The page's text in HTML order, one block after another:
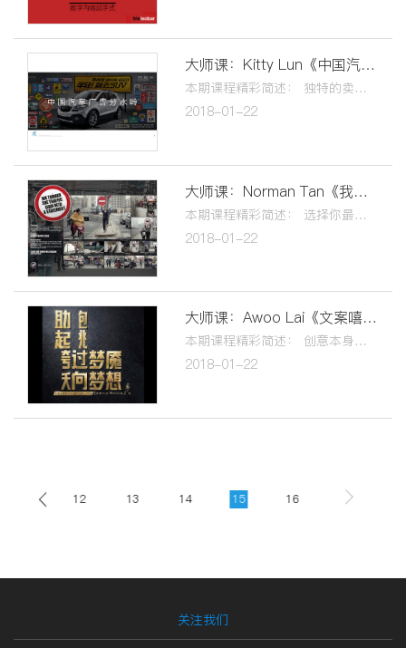
大师课：Kitty Lun《中国汽车广告分水岭》
本期课程精彩简述： 独特的卖点，独特的消费者承诺！ 不传统不迂腐的思维做汽车广告！ 汽车广告是可以不长一个样，但不是为了不一样而不一样! 有底气，有洞察，言之有物！ 接地气，动人心，懂得现在，展望未来！
2018-01-22
大师课：Norman Tan《我从事广告的几个受用学习》
本期课程精彩简述： 选择你最喜欢做的事情，专心把它做得最好！ 和优秀的人一起工作！ 保持纯真！去繁从简！ 问好的问题！
2018-01-22
大师课：Awoo Lai《⽂案嘻写鬼》
本期课程精彩简述： 创意本身就是一个不太正常的东西！ 最通顺的文案是最烂的文案！ 通顺正常的文案⽐性⽆能更没劲！ 好文案就是在⼈人都懂的常识上，你重新炒一盘新的菜！ 直击⼼灵的感触⽤通俗的话讲出来，才能得到共鸣！
2018-01-22
12 13 14 15 16
关注我们